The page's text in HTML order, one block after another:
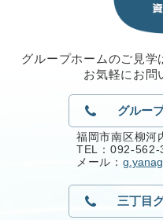
グループホームのご見学
お気軽にお問
グルー
福岡市南区柳河
TEL：092-562-
メール：
三丁目